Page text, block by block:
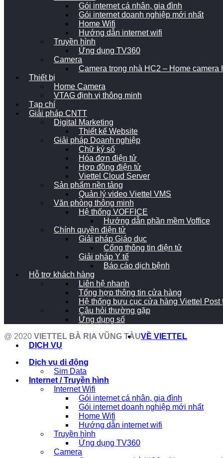
Gói internet cá nhân, gia đình
Gói internet doanh nghiệp mới nhất
Home Wifi
Hướng dẫn internet wifi
Truyền hình
Ứng dụng TV360
Camera
Camera trong nhà HC2 – Home camera
Thiết bị
Home Camera
VTAG định vị thông minh
Tạp chí
Giải pháp CNTT
Digital Marketing
Thiết kế Website
Giải pháp Doanh nghiệp
Chữ ký số
Hóa đơn điện tử
Hợp đồng điện tử
Viettel Cloud Server
Sản phẩm nền tảng
Quản lý video Viettel VMS
Văn phòng thông minh
Hệ thống VOFFICE
Hướng dẫn phần mềm Voffice
Chính quyền điện tử
Giải pháp Giáo dục
Cổng thông tin điện tử
Giải pháp Y tế
Báo cáo dịch bệnh
Hỗ trợ khách hàng
Liên hệ nhanh
Tổng hợp thông tin cửa hàng
Hệ thống bưu cục cửa hàng Viettel Post
Câu hỏi thường gặp
Ứng dụng số
@ 2020 VIETTEL BÀ RỊA VŨNG TÀUVỀ VIETTEL
DỊCH VỤ
Dịch vụ di động
Sim Data
Internet / Truyền hình
Internet Wifi
Gói internet cá nhân, gia đình
Gói internet doanh nghiệp mới nhất
Home Wifi
Hướng dẫn internet wifi
Truyền hình
Ứng dụng TV360
Camera